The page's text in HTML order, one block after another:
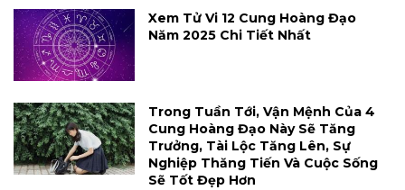
Xem Tử Vi 12 Cung Hoàng Đạo
Năm 2025 Chi Tiết Nhất
Trong Tuần Tới, Vận Mệnh Của 4
Cung Hoàng Đạo Này Sẽ Tăng
Trưởng, Tài Lộc Tăng Lên, Sự
Nghiệp Thăng Tiến Và Cuộc Sống
Sẽ Tốt Đẹp Hơn